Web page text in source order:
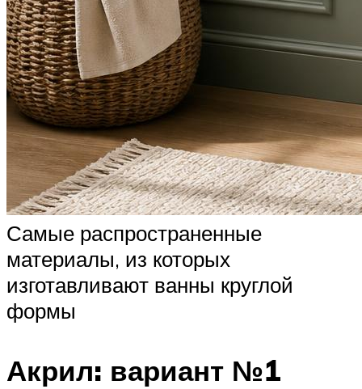
Самые распространенные
материалы, из которых
изготавливают ванны круглой
формы
Акрил: вариант №1